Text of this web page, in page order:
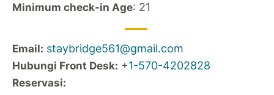
Minimum check-in Age: 21
Email: staybridge561@gmail.com
Hubungi Front Desk: +1-570-4202828
Reservasi: